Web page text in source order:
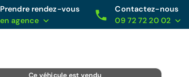
Prendre rendez-vous
en agence
Contactez-nous
09 72 72 20 02
Ce véhicule est vendu